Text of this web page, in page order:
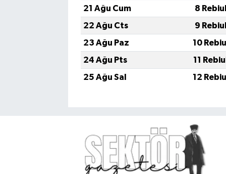
21 Ağu Cum
8
22 Ağu Cts
9
23 Ağu Paz
10
24 Ağu Pts
11
25 Ağu Sal
12